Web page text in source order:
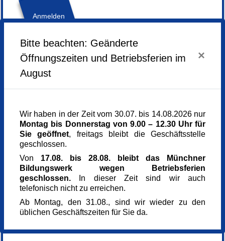
Anmelden
Donnerstag,09.07.2026,14.30 - 15.30 Uhr
Veranstaltungsort
ASZ Au
Sonstige Mitglieder
Kursgebühr
0,00 €
Referent_in
Adelheid Schulte-Bocholt
Kursnummer
168861
Veranstaltung teilen
Bitte beachten: Geänderte
Öffnungszeiten und Betriebsferien im
August
×
Wir haben in der Zeit vom 30.07. bis 14.08.2026 nur
Montag bis Donnerstag von 9.00 – 12.30 Uhr für
Sie geöffnet, freitags bleibt die Geschäftsstelle
geschlossen.
Von 17.08. bis 28.08. bleibt das Münchner
Bildungswerk wegen Betriebsferien
geschlossen. In dieser Zeit sind wir auch
telefonisch nicht zu erreichen.
Ab Montag, den 31.08., sind wir wieder zu den
üblichen Geschäftszeiten für Sie da.